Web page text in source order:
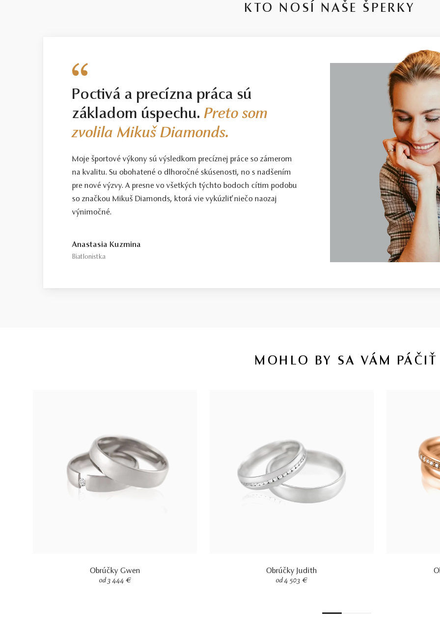
KTO NOSÍ NAŠE ŠPERKY
Poctivá a precízna práca sú
základom úspechu.Preto som
zvolila Mikuš Diamonds.
Moje športové výkony sú výsledkom precíznej práce so zámerom
na kvalitu. Su obohatené o dlhoročné skúsenosti, no s nadšením
pre nové výzvy. A presne vo všetkých týchto bodoch cítim podobu
so značkou Mikuš Diamonds, ktorá vie vykúzliť niečo naozaj
výnimočné.
Anastasia Kuzmina
Biatlonistka
MOHLO BY SA VÁM PÁČIŤ
Obrúčky Gwen
od 3 444 €
Obrúčky Judith
od 4 503 €